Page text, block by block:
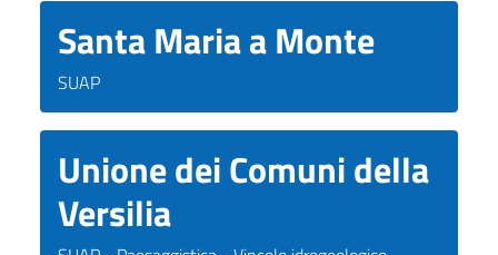
Santa Maria a Monte
SUAP
Unione dei Comuni della
Versilia